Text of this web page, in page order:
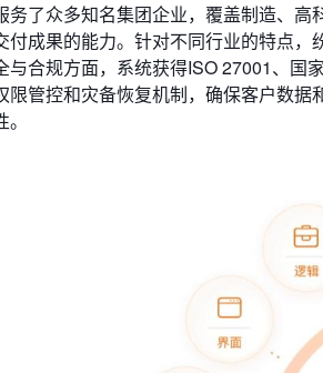
务了众多知名集团企业，覆盖制造、高
付成果的能力。针对不同行业的特点
与合规方面，系统获得ISO 27001、国
限管控和灾备恢复机制，确保客户数